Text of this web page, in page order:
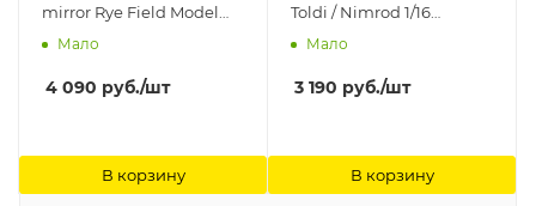
mirror Rye Field Model
(RFM)
Мало
4 090 руб./шт
В корзину
Toldi / Nimrod 1/16
Friulmodel
Мало
3 190 руб./шт
В корзину